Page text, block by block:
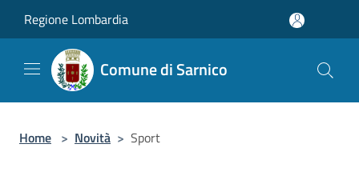
Regione Lombardia
Comune di Sarnico
Home > Novità > Sport